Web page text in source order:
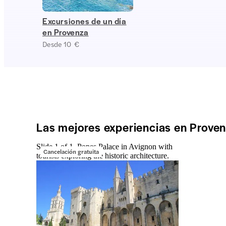
Excursiones de un día
en Provenza
Desde 10 €
Las mejores experiencias en
Cancelación gratuita
Slide 1 of 1, Popes Palace in Avignon with
tourists exploring the historic architecture.